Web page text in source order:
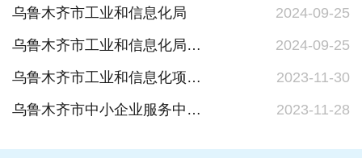
乌鲁木齐市工业和信息化局
2024-09-25
乌鲁木齐市工业和信息化局机构概况
2024-09-25
乌鲁木齐市工业和信息化项目中心 职能配置和人员编制规定
2023-11-30
乌鲁木齐市中小企业服务中心职能配置、内设机构和人员编制规定
2023-11-28